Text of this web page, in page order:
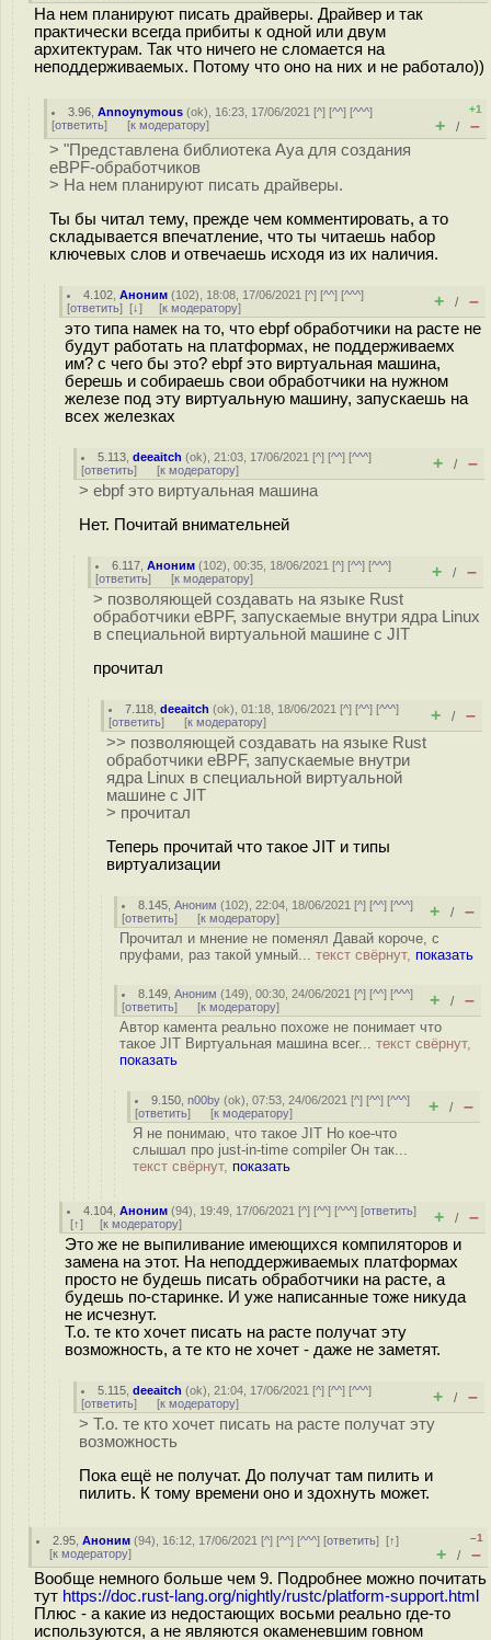
На нем планируют писать драйверы. Драйвер и так
практически всегда прибиты к одной или двум
архитектурам. Так что ничего не сломается на
неподдерживаемых. Потому что оно на них и не работало))
3.96 ,Annoynymous (ok), 16:23, 17/06/2021 [^] [^^] [^^^]
[ответить] [к модератору]
+1
+ / –
> "Представлена библиотека Aya для создания
eBPF-обработчиков
> На нем планируют писать драйверы.
Ты бы читал тему, прежде чем комментировать, а то
складывается впечатление, что ты читаешь набор
ключевых слов и отвечаешь исходя из их наличия.
4.102 ,Аноним (102), 18:08, 17/06/2021 [^] [^^] [^^^]
[ответить] [↓] [к модератору] + / –
это типа намек на то, что ebpf обработчики на расте не
будут работать на платформах, не поддерживаемх
им? с чего бы это? ebpf это виртуальная машина,
берешь и собираешь свои обработчики на нужном
железе под эту виртуальную машину, запускаешь на
всех железках
5.113 ,deeaitch (ok), 21:03, 17/06/2021 [^] [^^] [^^^]
[ответить] [к модератору] + / –
> ebpf это виртуальная машина
Нет. Почитай внимательней
6.117 ,Аноним (102), 00:35, 18/06/2021 [^] [^^] [^^^]
[ответить] [к модератору] + / –
> позволяющей создавать на языке Rust
обработчики eBPF, запускаемые внутри ядра Linux
в специальной виртуальной машине с JIT
прочитал
7.118 ,deeaitch (ok), 01:18, 18/06/2021 [^] [^^] [^^^]
[ответить] [к модератору] + / –
>> позволяющей создавать на языке Rust
обработчики eBPF, запускаемые внутри
ядра Linux в специальной виртуальной
машине с JIT
> прочитал
Теперь прочитай что такое JIT и типы
виртуализации
8.145 ,Аноним (102), 22:04, 18/06/2021 [^] [^^] [^^^]
[ответить] [к модератору] + / –
Прочитал и мнение не поменял Давай короче, с
пруфами, раз такой умный... текст свёрнут, показать
8.149 ,Аноним (149), 00:30, 24/06/2021 [^] [^^] [^^^]
[ответить] [к модератору] + / –
Автор камента реально похоже не понимает что
такое JIT Виртуальная машина всег... текст свёрнут,
показать
9.150 ,n00by (ok), 07:53, 24/06/2021 [^] [^^] [^^^]
[ответить] [к модератору] + / –
Я не понимаю, что такое JIT Но кое-что
слышал про just-in-time compiler Он так...
текст свёрнут, показать
4.104 ,Аноним (94), 19:49, 17/06/2021 [^] [^^] [^^^] [ответить]
[↑] [к модератору] + / –
Это же не выпиливание имеющихся компиляторов и
замена на этот. На неподдерживаемых платформах
просто не будешь писать обработчики на расте, а
будешь по-старинке. И уже написанные тоже никуда
не исчезнут.
Т.о. те кто хочет писать на расте получат эту
возможность, а те кто не хочет - даже не заметят.
5.115 ,deeaitch (ok), 21:04, 17/06/2021 [^] [^^] [^^^]
[ответить] [к модератору] + / –
> Т.о. те кто хочет писать на расте получат эту
возможность
Пока ещё не получат. До получат там пилить и
пилить. К тому времени оно и здохнуть может.
2.95 ,Аноним (94), 16:12, 17/06/2021 [^] [^^] [^^^] [ответить][↑]
[к модератору]
–1
+ / –
Вообще немного больше чем 9. Подробнее можно почитать
тут https://doc.rust-lang.org/nightly/rustc/platform-support.html
Плюс - а какие из недостающих восьми реально где-то
используются, а не являются окаменевшим говном